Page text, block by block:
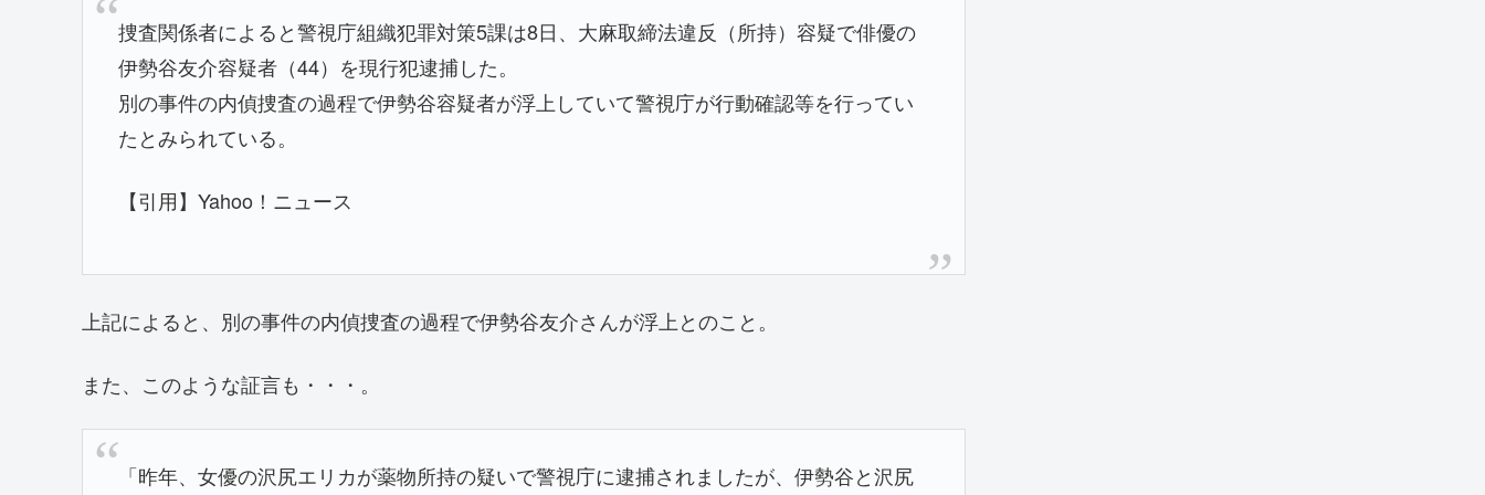
捜査関係者によると警視庁組織犯罪対策5課は8日、大麻取締法違反（所持）容疑で俳優の
伊勢谷友介容疑者（44）を現行犯逮捕した。
別の事件の内偵捜査の過程で伊勢谷容疑者が浮上していて警視庁が行動確認等を行ってい
たとみられている。
【引用】Yahoo！ニュース
上記によると、別の事件の内偵捜査の過程で伊勢谷友介さんが浮上とのこと。
また、このような証言も・・・。
「昨年、女優の沢尻エリカが薬物所持の疑いで警視庁に逮捕されましたが、伊勢谷と沢尻